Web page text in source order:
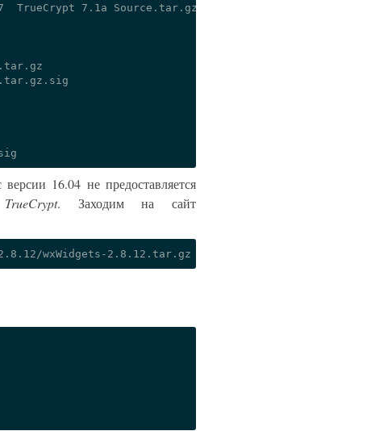
TrueCrypt 7.1a Source.tar.gz.sig
16.04 не предоставляется
TrueCrypt. Заходим на сайт